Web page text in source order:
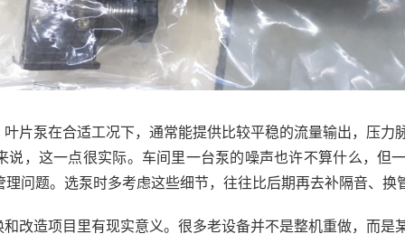
片泵在合适工况下，通常能提供比较平稳的流量输出，压力
说，这一点很实际。车间里一台泵的噪声也许不算什么，但
问题。选泵时多考虑这些细节，往往比后期再去补隔音、换
改造项目里有现实意义。很多老设备并不是整机重做，而是